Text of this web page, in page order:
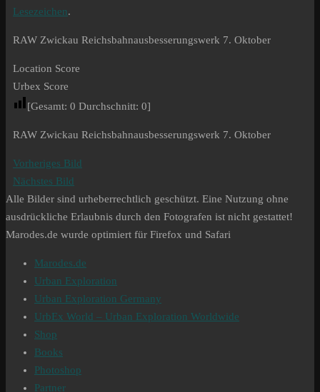
Lesezeichen.
RAW Zwickau Reichsbahnausbesserungswerk 7. Oktober
Location Score
Urbex Score
[Gesamt: 0 Durchschnitt: 0]
RAW Zwickau Reichsbahnausbesserungswerk 7. Oktober
Vorheriges Bild
Nächstes Bild
Alle Bilder sind urheberrechtlich geschützt. Eine Nutzung ohne
ausdrückliche Erlaubnis durch den Fotografen ist nicht gestattet!
Marodes.de wurde optimiert für Firefox und Safari
Marodes.de
Urban Exploration
Urban Exploration Germany
UrbEx World – Urban Exploration Worldwide
Shop
Books
Photoshop
Partner